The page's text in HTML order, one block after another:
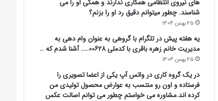
های نیروی انتظامی همکاری ندارند و همگی او را می
شناسند. چطور میتوانم دقیق رد او را بزنم؟
25 بهمن 1404
یه هفته پیش در تلگرام با گروهی به عنوان وام دهی به
مدیریت خانم زهره باقری با کدملی 00628….. آشنا شدم که …
25 بهمن 1404
در یک گروه کاری در واتس آپ یکی از اعضا تصویری را
فرستاده و اون رو منتسب به عوارض محصول تولیدی من
کرده اند.مشاوره می خواستم چطور می توانم اصالت عکس